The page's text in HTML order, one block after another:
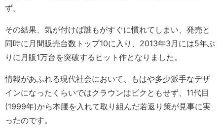
ず。
その結果、気が付けば誰もがすぐに慣れてしまい、発売と
同時に月間販売台数トップ10に入り、2013年3月には5年ぶ
りに月販1万台を突破するヒット作となりました。
情報があふれる現代社会において、もはや多少派手なデザ
インになったくらいではクラウンはビクともせず、11代目
(1999年)から本腰を入れて取り組んだ若返り策が見事に実
ったのです。